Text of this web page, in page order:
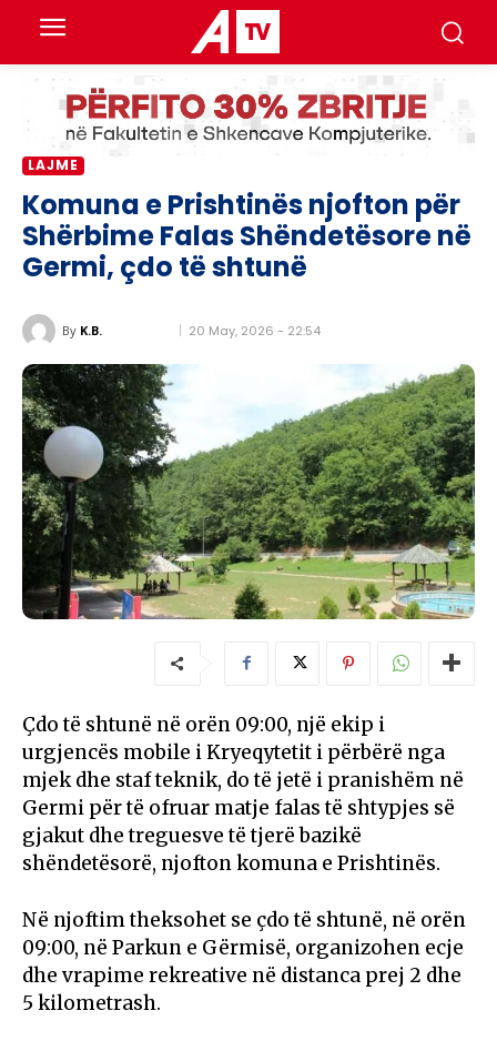
LAJME
Komuna e Prishtinës njofton për
Shërbime Falas Shëndetësore në
Germi, çdo të shtunë
By K.B. 20 May, 2026 - 22:54
Çdo të shtunë në orën 09:00, një ekip i
urgjencës mobile i Kryeqytetit i përbërë nga
mjek dhe staf teknik, do të jetë i pranishëm në
Germi për të ofruar matje falas të shtypjes së
gjakut dhe treguesve të tjerë bazikë
shëndetësorë, njofton komuna e Prishtinës.
Në njoftim theksohet se çdo të shtunë, në orën
09:00, në Parkun e Gërmisë, organizohen ecje
dhe vrapime rekreative në distanca prej 2 dhe
5 kilometrash.